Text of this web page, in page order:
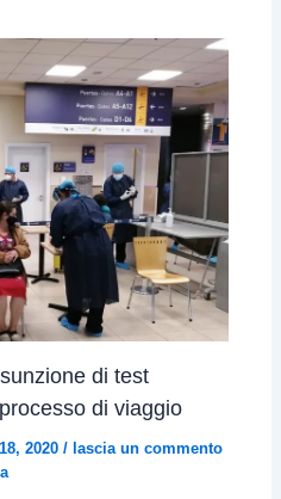
di test
di viaggio
2020/lascia un commento